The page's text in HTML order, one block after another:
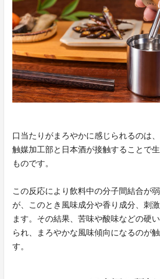
口当たりがまろやかに感じられるのは
触媒加工部と日本酒が接触することで
ものです。
この反応により飲料中の分子間結合が
が、このとき風味成分や香り成分、刺
ます。その結果、苦味や酸味などの硬
られ、まろやかな風味傾向になるのが
す。